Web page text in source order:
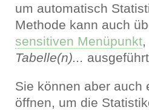
um automatisch
Methode kann auch
sensitiven Menüpunkt,
Tabelle(n)...
Sie können aber auch
öffnen, um die